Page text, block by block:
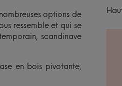
options de
ressemble et qui se
scandinave
en bois pivotante,